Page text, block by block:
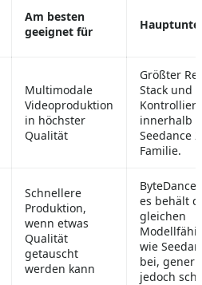
Am besten
geeignet für
Multimodale
Videoproduktion
in höchster
Qualität
Größter
Stack und
innerhalb
Seedance
Familie.
Schnellere
Produktion,
wenn etwas
Qualität
getauscht
werden kann
ByteDance
es behält
gleichen
wie
bei,
jedoch